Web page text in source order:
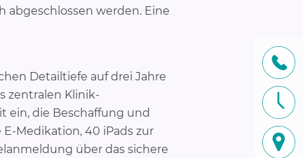
abgeschlossen werden. Eine
Detailtiefe auf drei Jahre
zentralen Klinik-
ein, die Beschaffung und
Medikation, 40 iPads zur
über das sichere